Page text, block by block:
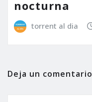
nocturna
torrent al dia
Deja un comentario